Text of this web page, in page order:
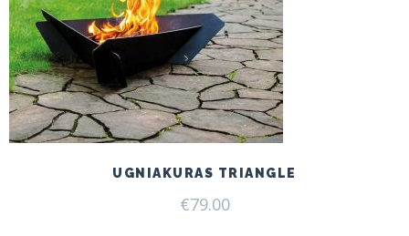
UGNIAKURAS TRIANGLE
€79.00